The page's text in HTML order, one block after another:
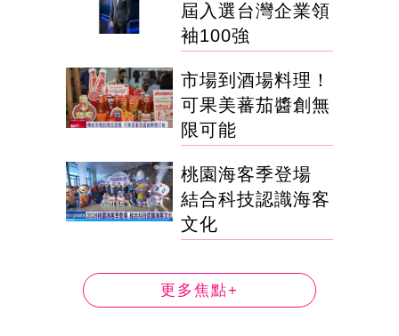
屆入選台灣企業領
袖100強
市場到酒場料理！
可果美蕃茄醬創無
限可能
桃園海客季登場
結合科技認識海客
文化
更多焦點+